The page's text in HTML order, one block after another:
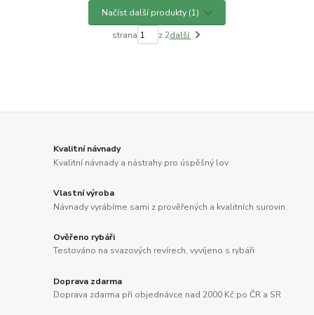
Načíst další produkty (1)
strana z 2další
Kvalitní návnady
Kvalitní návnady a nástrahy pro úspěšný lov
Vlastní výroba
Návnady vyrábíme sami z prověřených a kvalitních surovin.
Ověřeno rybáři
Testováno na svazových revírech, vyvíjeno s rybáři
Doprava zdarma
Doprava zdarma při objednávce nad 2000 Kč po ČR a SR